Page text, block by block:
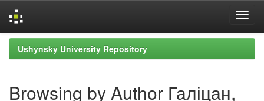
Skip
navigation
Ushynsky University Repository
Browsing by Author Галіцан,